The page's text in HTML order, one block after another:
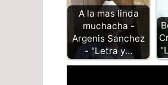
A la mas linda
muchacha -
Argenis Sanchez
- "Letra y…